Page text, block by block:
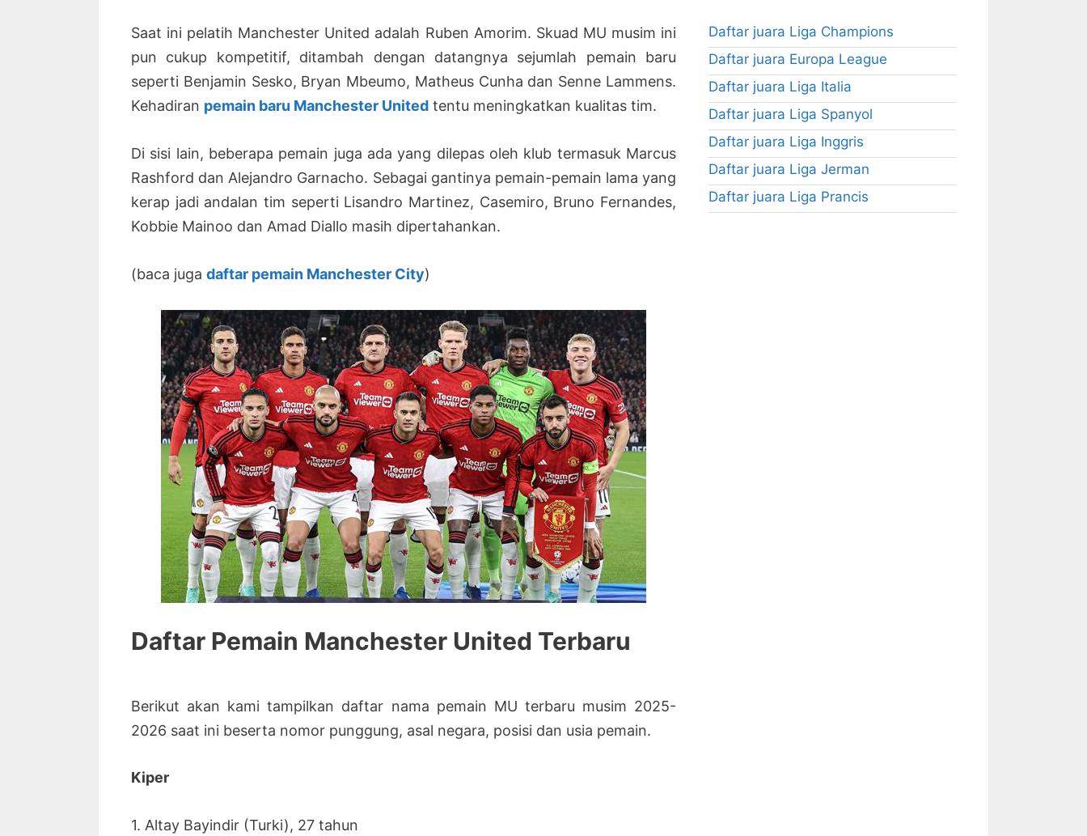
Saat ini pelatih Manchester United adalah Ruben Amorim. Skuad MU musim ini
pun cukup kompetitif, ditambah dengan datangnya sejumlah pemain baru
seperti Benjamin Sesko, Bryan Mbeumo, Matheus Cunha dan Senne Lammens.
Kehadiran pemain baru Manchester United tentu meningkatkan kualitas tim.
Di sisi lain, beberapa pemain juga ada yang dilepas oleh klub termasuk Marcus
Rashford dan Alejandro Garnacho. Sebagai gantinya pemain-pemain lama yang
kerap jadi andalan tim seperti Lisandro Martinez, Casemiro, Bruno Fernandes,
Kobbie Mainoo dan Amad Diallo masih dipertahankan.
(baca juga daftar pemain Manchester City)
Daftar Pemain Manchester United Terbaru
Berikut akan kami tampilkan daftar nama pemain MU terbaru musim 2025-
2026 saat ini beserta nomor punggung, asal negara, posisi dan usia pemain.
Kiper
1. Altay Bayindir (Turki), 27 tahun
Daftar juara Liga Champions
Daftar juara Europa League
Daftar juara Liga Italia
Daftar juara Liga Spanyol
Daftar juara Liga Inggris
Daftar juara Liga Jerman
Daftar juara Liga Prancis